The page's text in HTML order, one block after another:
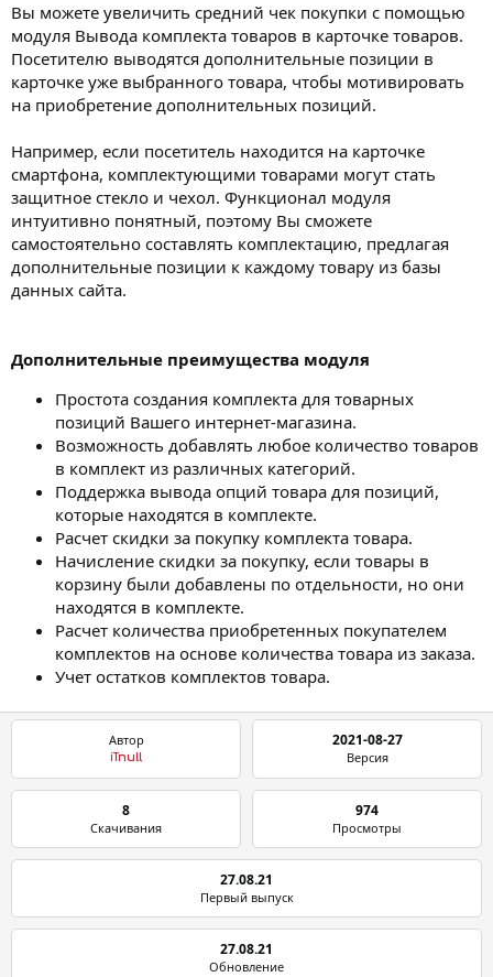
Вы можете увеличить средний чек покупки с помощью
модуля Вывода комплекта товаров в карточке товаров.
Посетителю выводятся дополнительные позиции в
карточке уже выбранного товара, чтобы мотивировать
на приобретение дополнительных позиций.
Например, если посетитель находится на карточке
смартфона, комплектующими товарами могут стать
защитное стекло и чехол. Функционал модуля
интуитивно понятный, поэтому Вы сможете
самостоятельно составлять комплектацию, предлагая
дополнительные позиции к каждому товару из базы
данных сайта.
Дополнительные преимущества модуля
Простота создания комплекта для товарных
позиций Вашего интернет-магазина.
Возможность добавлять любое количество товаров
в комплект из различных категорий.
Поддержка вывода опций товара для позиций,
которые находятся в комплекте.
Расчет скидки за покупку комплекта товара.
Начисление скидки за покупку, если товары в
корзину были добавлены по отдельности, но они
находятся в комплекте.
Расчет количества приобретенных покупателем
комплектов на основе количества товара из заказа.
Учет остатков комплектов товара.
Автор
iTnull
2021-08-27
Версия
8
Скачивания
974
Просмотры
27.08.21
Первый выпуск
27.08.21
Обновление